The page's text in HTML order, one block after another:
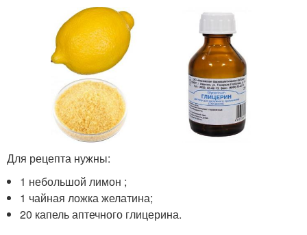
Для рецепта нужны:
1 небольшой лимон ;
1 чайная ложка желатина;
20 капель аптечного глицерина.